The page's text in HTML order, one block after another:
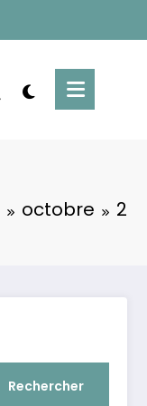
octobre 2
Rechercher